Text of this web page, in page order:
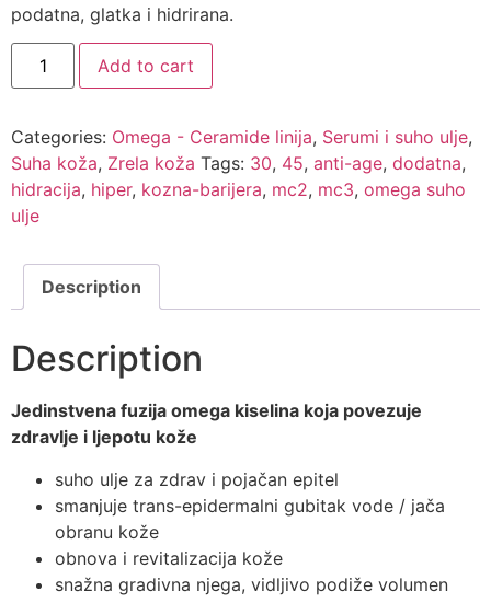
podatna, glatka i hidrirana.
OMEGA
CERAMIDE
za
lice
30ml
quantity
Add to cart
Categories: Omega - Ceramide linija, Serumi i suho ulje,
Suha koža, Zrela koža Tags: 30, 45, anti-age, dodatna,
hidracija, hiper, kozna-barijera, mc2, mc3, omega suho
ulje
Description
Description
Jedinstvena fuzija omega kiselina koja povezuje
zdravlje i ljepotu kože
suho ulje za zdrav i pojačan epitel
smanjuje trans-epidermalni gubitak vode / jača
obranu kože
obnova i revitalizacija kože
snažna gradivna njega, vidljivo podiže volumen